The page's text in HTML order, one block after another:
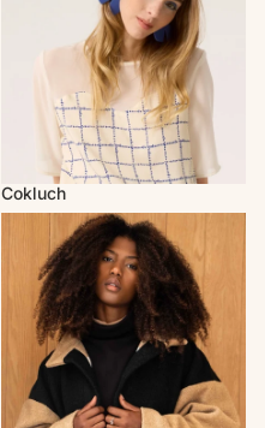
Cokluch
MAS Montréal